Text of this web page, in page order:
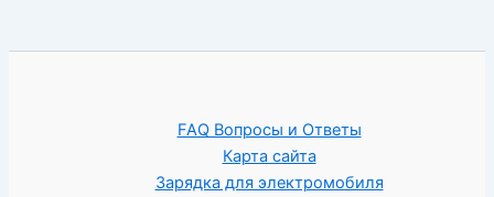
FAQ Вопросы и Ответы
Карта сайта
Зарядка для электромобиля